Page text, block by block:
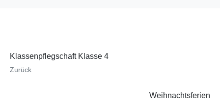
Klassenpflegschaft Klasse 4
Zurück
Weihnachtsferien